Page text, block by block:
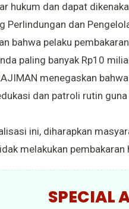
hukum dan dapat
Perlindungan dan
bahwa pelaku
paling banyak Rp10
menegaskan
dan patroli rutin
ini, diharapkan
melakukan pembakaran
SPECIAL